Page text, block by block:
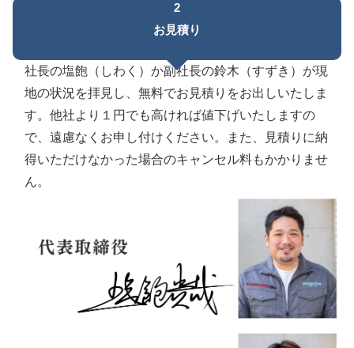
2
お見積り
社長の塩飽（しわく）か副社長の鈴木（すずき）が現
地の状況を拝見し、無料でお見積りをお出しいたしま
す。他社より１円でも高ければ値下げいたしますの
で、遠慮なくお申し付けください。また、見積りに納
得いただけなかった場合のキャンセル料もかかりませ
ん。